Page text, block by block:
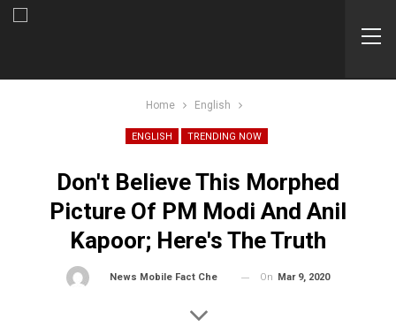
Home English
ENGLISH TRENDING NOW
Don't Believe This Morphed
Picture Of PM Modi And Anil
Kapoor; Here's The Truth
News Mobile Fact Check Bureau On Mar 9, 2020